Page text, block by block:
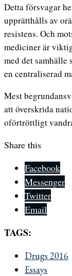
Detta försvagar
upprätthålls av
resistens. Och
mediciner är
med det
en centraliserad
Mest
att överskrida
oförtröttligt
Share this
Facebook
Messenger
Twitter
Email
TAGS:
Drugs 2016
Essays